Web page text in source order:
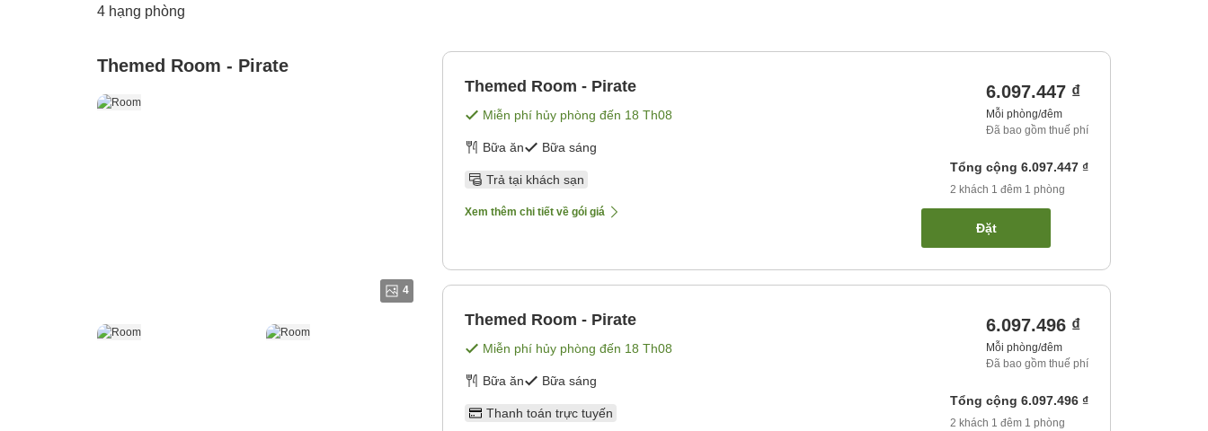
4 hạng phòng
Themed Room - Pirate
4
Themed Room - Pirate
Miễn phí hủy phòng đến 18 Th08
Bữa ăn Bữa sáng
Trả tại khách sạn
Xem thêm chi tiết về gói giá
6.097.447 ₫
Mỗi phòng/đêm
Đã bao gồm thuế phí
Tổng cộng 6.097.447 ₫
2 khách 1 đêm 1 phòng
Đặt
Themed Room - Pirate
Miễn phí hủy phòng đến 18 Th08
Bữa ăn Bữa sáng
Thanh toán trực tuyến
6.097.496 ₫
Mỗi phòng/đêm
Đã bao gồm thuế phí
Tổng cộng 6.097.496 ₫
2 khách 1 đêm 1 phòng